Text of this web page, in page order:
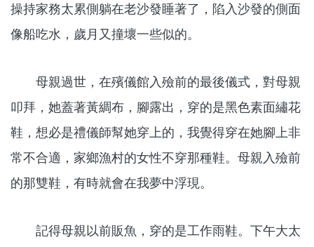
操持家務太累側躺在老沙發睡著了，陷入沙發的側面
像船吃水，歲月又撞壞一些似的。
母親過世，在殯儀館入殮前的最後儀式，對母親
叩拜，她蓋著黃綢布，腳露出，穿的是黑色素面繡花
鞋，想必是禮儀師幫她穿上的，我覺得穿在她腳上非
常不合適，家鄉漁村的女性不穿那種鞋。母親入殮前
的那雙鞋，有時就會在我夢中浮現。
記得母親以前販魚，穿的是工作雨鞋。下午大太